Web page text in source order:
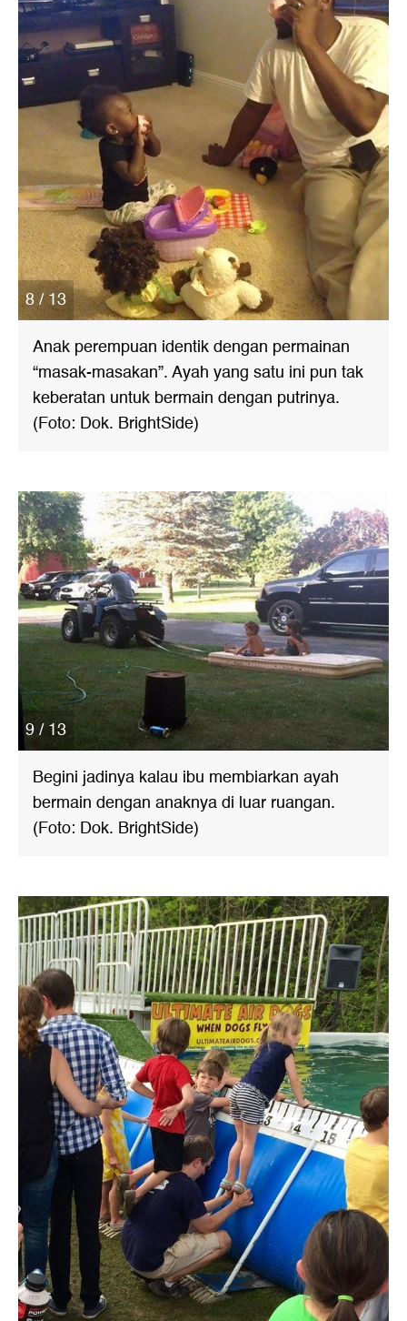
8 / 13
Anak perempuan identik dengan permainan
“masak-masakan”. Ayah yang satu ini pun tak
keberatan untuk bermain dengan putrinya.
(Foto: Dok. BrightSide)
9 / 13
Begini jadinya kalau ibu membiarkan ayah
bermain dengan anaknya di luar ruangan.
(Foto: Dok. BrightSide)